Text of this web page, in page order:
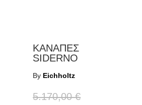
ΚΑΝΑΠΕΣ
SIDERNO
By Eichholtz
5.170,00€